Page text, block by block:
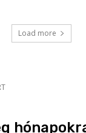
Load more